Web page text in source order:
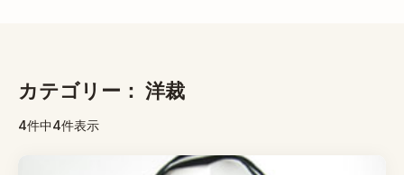
カテゴリー： 洋裁
4件中4件表示